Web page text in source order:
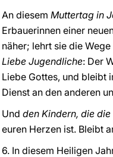
An diesem Muttertag in
Erbauerinnen einer
näher; lehrt sie die
Liebe Jugendliche: Der
Liebe Gottes, und bleibt
Dienst an den anderen
Und den Kindern, die
euren Herzen ist. Bleibt
6. In diesem Heiligen